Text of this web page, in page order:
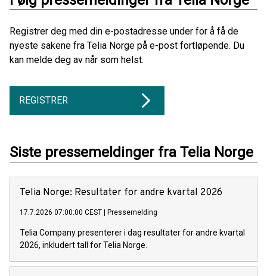
Registrer deg med din e-postadresse under for å få de
nyeste sakene fra Telia Norge på e-post fortløpende. Du
kan melde deg av når som helst.
REGISTRER
Siste pressemeldinger fra Telia Norge
Telia Norge: Resultater for andre kvartal 2026
17.7.2026 07:00:00 CEST Pressemelding
Telia Company presenterer i dag resultater for andre kvartal
2026, inkludert tall for Telia Norge.